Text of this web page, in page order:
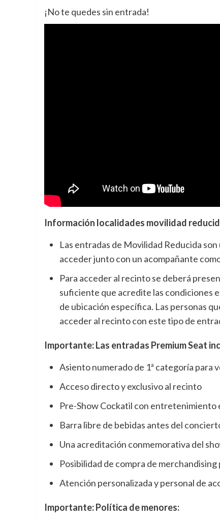
¡No te quedes sin entrada!
Información localidades movilidad
Las entradas de Movilidad Reducida
acceder junto con un acompañante
Para acceder al recinto se deberá
suficiente que acredite las condiciones
de ubicación específica. Las personas
acceder al recinto con este tipo de
Importante: Las entradas Premium Seat
Asiento numerado de 1ª categoría para
Acceso directo y exclusivo al recinto
Pre-Show Cockatil con entretenimiento
Barra libre de bebidas antes del
Una acreditación conmemorativa del
Posibilidad de compra de merchandising
Atención personalizada y personal de
Importante: Política de menores: